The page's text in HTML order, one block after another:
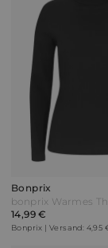
Bonprix
14,99 €
Bonprix | Versand: 4,95